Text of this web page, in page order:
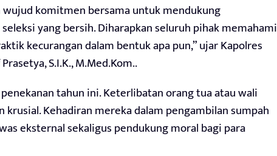
komitmen bersama untuk mendukung
yang bersih. Diharapkan seluruh pihak memahami
kecurangan dalam bentuk apa pun,” ujar Kapolres
S.I.K., M.Med.Kom..
tahun ini. Keterlibatan orang tua atau wali
Kehadiran mereka dalam pengambilan sumpah
eksternal sekaligus pendukung moral bagi para